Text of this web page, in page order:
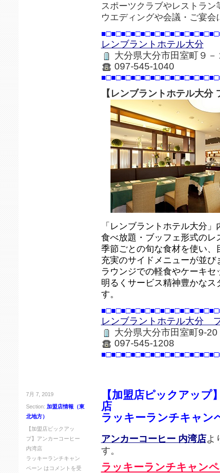
スポーツクラブやレストラン
ウエディングや会議・ご宴
レンブラントホテル大分
大分県大分市田室町９－
097-545-1040
【レンブラントホテル大分
「レンブラントホテル大分」
食べ放題・ブッフェ形式のレ
季節ごとの旬な食材を使い
充実のサイドメニューが並び
ラウンジでの軽食やケーキ
明るくサービス精神豊かな
す。
レンブラントホテル大分
大分県大分市田室町9-
097-545-1208
7月 7, 2019
Section: 加盟店情報（東
北地方）
【加盟店ピックアッ
プ】アンカーコーヒー
内湾店
ラッキーランチキャン
ペーン は コメントを受
【加盟店ピックアップ
店
ラッキーランチキャン
アンカーコーヒー 内湾店よ
す。
ラッキーランチキャン